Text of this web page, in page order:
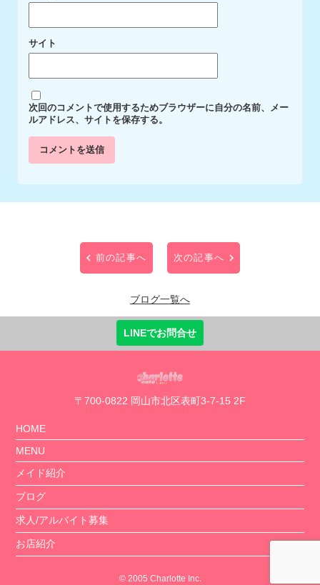
サイト
次回のコメントで使用するためブラウザーに自分の名前、メー
ルアドレス、サイトを保存する。
前の記事へ 次の記事へ
ブログ一覧へ
LINEでお問合せ
〒700-0822 岡山市北区表町3-7-15 2F
HOME
MENU
メイド紹介
ブログ
求人/アルバイト募集
お店紹介
© 2005 Charlotte Inc.